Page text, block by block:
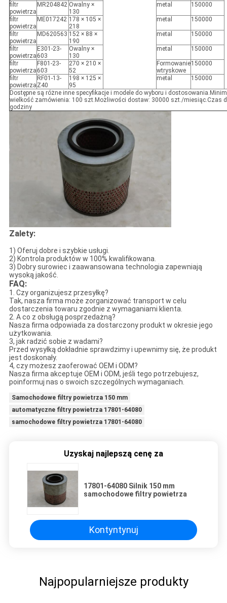
filtr
powietrza
MR204842 Owalny ×
130
metal 150000
filtr
powietrza
ME017242 178 × 105 ×
218
metal 150000
filtr
powietrza
MD620563 152 × 88 ×
190
metal 150000
filtr
powietrza
E301-23-
603
Owalny ×
130
metal 150000
filtr
powietrza
F801-23-
603
270 × 210 ×
52
Formowanie
wtryskowe
150000
filtr
powietrza
RF01-13-
Z40
198 × 125 ×
95
metal 150000
Dostępne są różne inne specyfikacje i modele do wyboru i
wielkość zamówienia: 100 szt.Możliwości dostaw: 30000 szt./miesiąc.Czas
godziny
Zalety:
1) Oferuj dobre i szybkie usługi.
2) Kontrola produktów w 100% kwalifikowana.
3) Dobry surowiec i zaawansowana technologia zapewniają
wysoką jakość.
FAQ:
1. Czy organizujesz przesyłkę?
Tak, nasza firma może zorganizować transport w celu
dostarczenia towaru zgodnie z wymaganiami klienta.
2. A co z obsługą posprzedażną?
Nasza firma odpowiada za dostarczony produkt w okresie jego
użytkowania.
3, jak radzić sobie z wadami?
Przed wysyłką dokładnie sprawdzimy i upewnimy się, że produkt
jest doskonały.
4, czy możesz zaoferować OEM i ODM?
Nasza firma akceptuje OEM i ODM, jeśli tego potrzebujesz,
poinformuj nas o swoich szczególnych wymaganiach.
Samochodowe filtry powietrza 150 mm
automatyczne filtry powietrza 17801-64080
samochodowe filtry powietrza 17801-64080
Uzyskaj najlepszą cenę za
17801-64080 Silnik 150 mm
samochodowe filtry powietrza
Kontyntynuj
Najpopularniejsze produkty